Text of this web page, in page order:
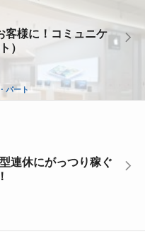
様に！コミュニケ
）
パート
連休にがっつり稼ぐ